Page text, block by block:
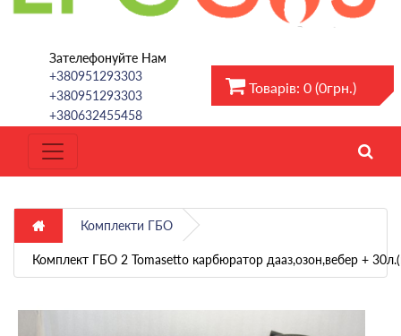
Зателефонуйте Нам
+380951293303
+380951293303
+380632455458
Товарів: 0 (0грн.)
Комплекти ГБО
Комплект ГБО 2 Tomasetto карбюратор дааз,озон,вебер +